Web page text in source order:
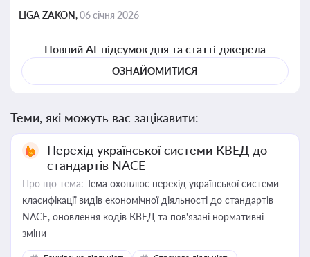
LIGA ZAKON,06 січня 2026
Повний AI-підсумок дня та статті-джерела
ОЗНАЙОМИТИСЯ
Теми, які можуть вас зацікавити:
Перехід української системи КВЕД до
стандартів NACE
Про що тема: Тема охоплює перехід української системи
класифікації видів економічної діяльності до стандартів
NACE, оновлення кодів КВЕД та пов'язані нормативні
зміни